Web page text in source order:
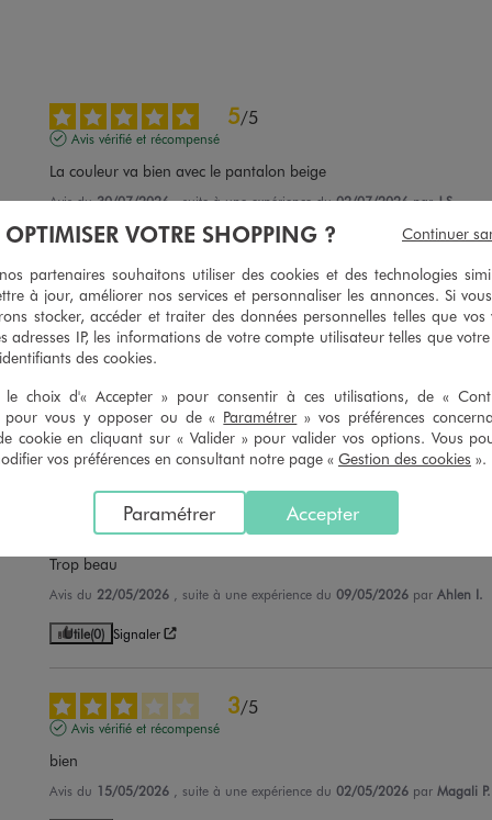
5/5
Avis vérifié et récompensé
La couleur va bien avec le pantalon beige
Avis du30/07/2026 , suite à une expérience du02/07/2026 parJ.S.
Utile(0) Signaler
5 /5
Avis vérifié et récompensé
Je recommande petit prix
Avis du07/06/2026 , suite à une expérience du23/05/2026 par Nadia A.
Utile (0) Signaler
Avis vérifié et récompensé
Trop beau
Avis du 22/05/2026 , suite à une expérience du 09/05/2026 par Ahlen I.
Utile(0) Signaler
3/5
Avis vérifié et récompensé
bien
Avis du 15/05/2026 , suite à une expérience du 02/05/2026 par Magali P.
OPTIMISER VOTRE SHOPPING ?
partenaires souhaitons utiliser des cookies et des technologies
à jour, améliorer nos services et personnaliser les annonces. Si
stocker, accéder et traiter des données personnelles telles que vos
adresses IP, les informations de votre compte utilisateur telles que
des cookies.
le choix d'« Accepter » pour consentir à ces utilisations, de «
pour vous y opposer ou de « Paramétrer » vos préférences
cookie en cliquant sur « Valider » pour valider vos options. Vous
vos préférences en consultant notre page « Gestion des cookies ».
Accepter
Paramétrer
Continuer